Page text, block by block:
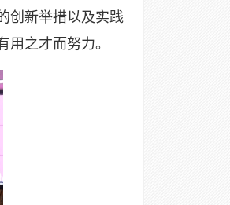
创新举措以及实践
之才而努力。